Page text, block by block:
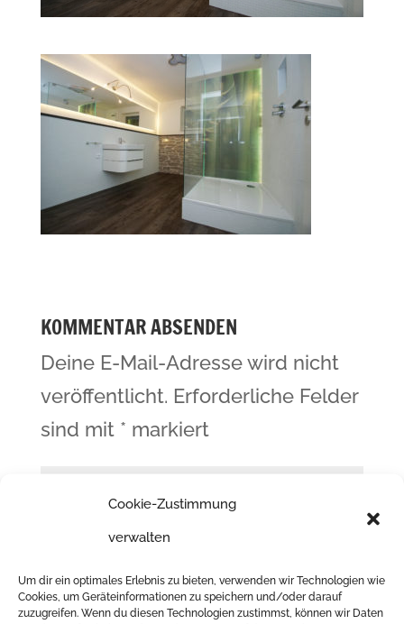
Cookie-Zustimmung
verwalten
Um dir ein optimales Erlebnis zu bieten, verwenden wir Technologien wie
Cookies, um Geräteinformationen zu speichern und/oder darauf
zuzugreifen. Wenn du diesen Technologien zustimmst, können wir Daten
KOMMENTAR ABSENDEN
Deine E-Mail-Adresse wird nicht
veröffentlicht. Erforderliche Felder
sind mit * markiert